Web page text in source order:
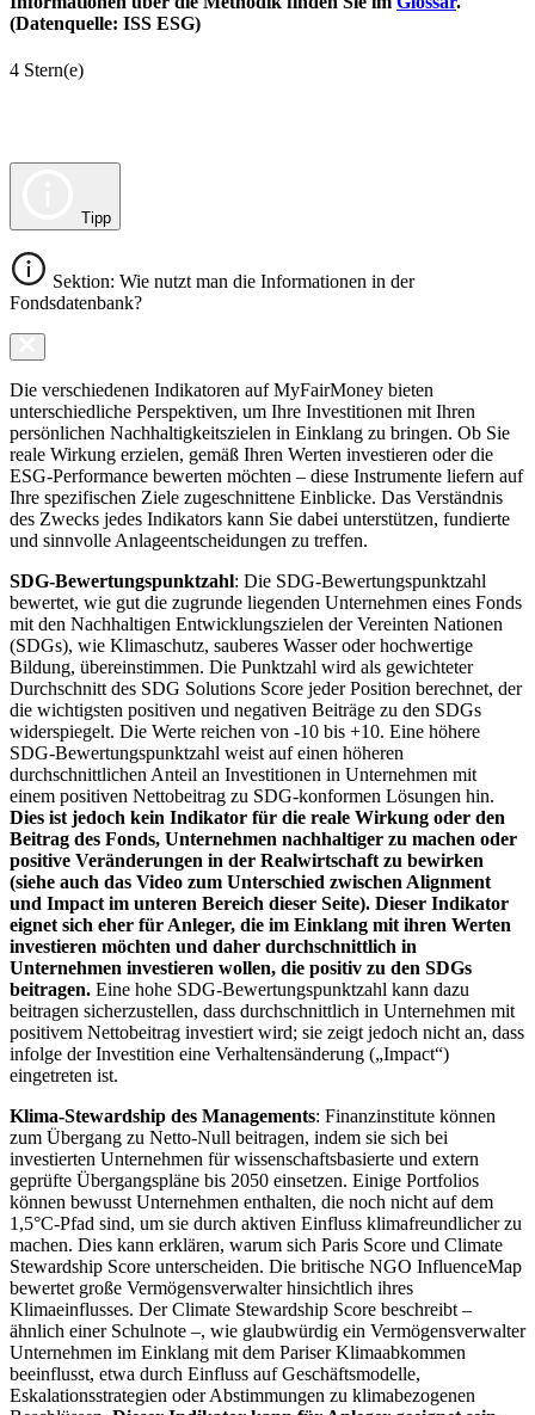
(Datenquelle: ISS ESG)
4 Stern(e)
Tipp
Sektion: Wie nutzt man die Informationen in der
Fondsdatenbank?
Die verschiedenen Indikatoren auf MyFairMoney bieten
unterschiedliche Perspektiven, um Ihre Investitionen mit Ihren
persönlichen Nachhaltigkeitszielen in Einklang zu bringen. Ob Sie
reale Wirkung erzielen, gemäß Ihren Werten investieren oder die
ESG-Performance bewerten möchten – diese Instrumente liefern auf
Ihre spezifischen Ziele zugeschnittene Einblicke. Das Verständnis
des Zwecks jedes Indikators kann Sie dabei unterstützen, fundierte
und sinnvolle Anlageentscheidungen zu treffen.
SDG-Bewertungspunktzahl: Die SDG-Bewertungspunktzahl
bewertet, wie gut die zugrunde liegenden Unternehmen eines Fonds
mit den Nachhaltigen Entwicklungszielen der Vereinten Nationen
(SDGs), wie Klimaschutz, sauberes Wasser oder hochwertige
Bildung, übereinstimmen. Die Punktzahl wird als gewichteter
Durchschnitt des SDG Solutions Score jeder Position berechnet, der
die wichtigsten positiven und negativen Beiträge zu den SDGs
widerspiegelt. Die Werte reichen von -10 bis +10. Eine höhere
SDG-Bewertungspunktzahl weist auf einen höheren
durchschnittlichen Anteil an Investitionen in Unternehmen mit
einem positiven Nettobeitrag zu SDG-konformen Lösungen hin.
Dies ist jedoch kein Indikator für die reale Wirkung oder den
Beitrag des Fonds, Unternehmen nachhaltiger zu machen oder
positive Veränderungen in der Realwirtschaft zu bewirken
(siehe auch das Video zum Unterschied zwischen Alignment
und Impact im unteren Bereich dieser Seite). Dieser Indikator
eignet sich eher für Anleger, die im Einklang mit ihren Werten
investieren möchten und daher durchschnittlich in
Unternehmen investieren wollen, die positiv zu den SDGs
beitragen. Eine hohe SDG-Bewertungspunktzahl kann dazu
beitragen sicherzustellen, dass durchschnittlich in Unternehmen mit
positivem Nettobeitrag investiert wird; sie zeigt jedoch nicht an, dass
infolge der Investition eine Verhaltensänderung („Impact“)
eingetreten ist.
Klima-Stewardship des Managements: Finanzinstitute können
zum Übergang zu Netto-Null beitragen, indem sie sich bei
investierten Unternehmen für wissenschaftsbasierte und extern
geprüfte Übergangspläne bis 2050 einsetzen. Einige Portfolios
können bewusst Unternehmen enthalten, die noch nicht auf dem
1,5°C-Pfad sind, um sie durch aktiven Einfluss klimafreundlicher zu
machen. Dies kann erklären, warum sich Paris Score und Climate
Stewardship Score unterscheiden. Die britische NGO InfluenceMap
bewertet große Vermögensverwalter hinsichtlich ihres
Klimaeinflusses. Der Climate Stewardship Score beschreibt –
ähnlich einer Schulnote –, wie glaubwürdig ein Vermögensverwalter
Unternehmen im Einklang mit dem Pariser Klimaabkommen
beeinflusst, etwa durch Einfluss auf Geschäftsmodelle,
Eskalationsstrategien oder Abstimmungen zu klimabezogenen